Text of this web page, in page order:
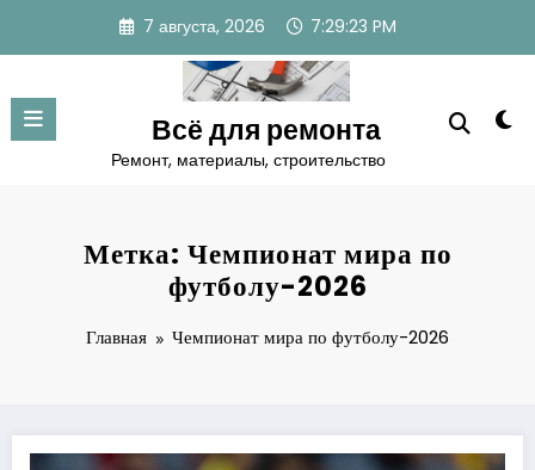
содержимому
7 августа, 2026 7:29:24 PM
Всё для ремонта
Ремонт, материалы, строительство
Метка: Чемпионат мира по
футболу-2026
Главная Чемпионат мира по футболу-2026